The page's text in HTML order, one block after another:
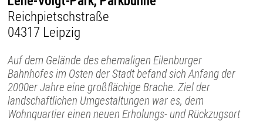
Reichpietschstraße
04317 Leipzig
Auf dem Gelände des ehemaligen Eilenburger
Bahnhofes im Osten der Stadt befand sich Anfang der
2000er Jahre eine großflächige Brache. Ziel der
landschaftlichen Umgestaltungen war es, dem
Wohnquartier einen neuen Erholungs- und Rückzugsort